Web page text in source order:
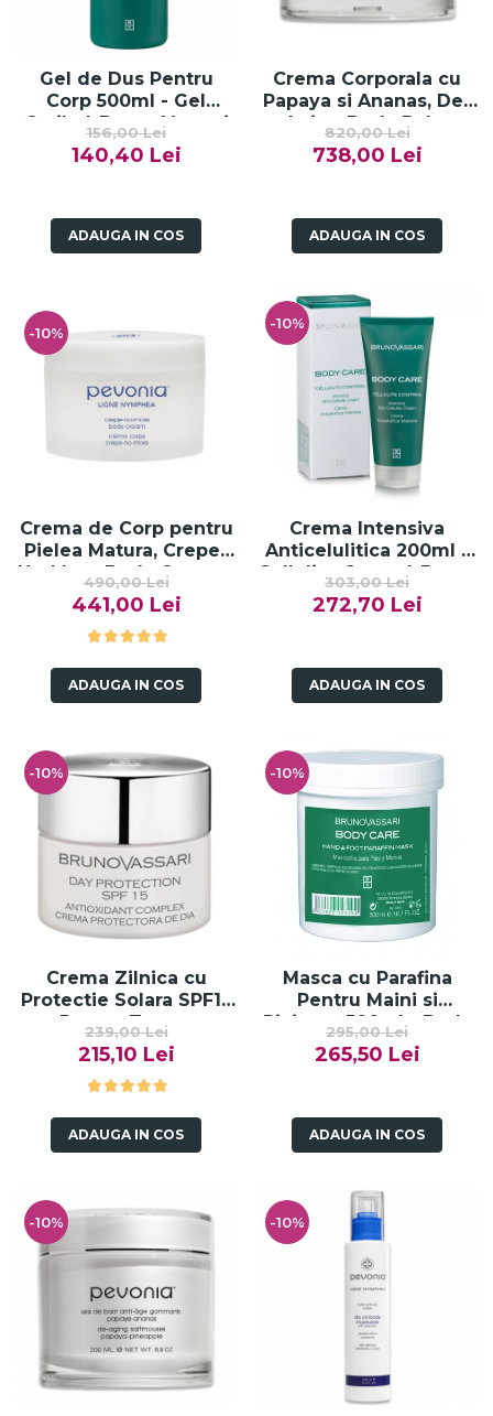
Pigmenti minerali
BUZE
Creion de buze
SPRANCENE
Creioane sprancene
ACCESORII
Palete Contouring
Aur Cosmetic
PALETE PROFESIONALE
Gel de Dus Pentru
Corp 500ml - Gel
Caribel-Bruno Vassari
156,00 Lei
140,40 Lei
ADAUGA IN COS
Crema Corporala cu
Papaya si Ananas, De-
Aging Body Balm
Papaya Pineapple -
150ml
820,00 Lei
738,00 Lei
ADAUGA IN COS
-10%
Crema de Corp pentru
Pielea Matura, Crepe-
No-More Body Cream -
200ml
490,00 Lei
441,00 Lei
ADAUGA IN COS
-10%
Crema Intensiva
Anticelulitica 200ml -
Cellulite Control-Bruno
Vassari
303,00 Lei
272,70 Lei
ADAUGA IN COS
-10%
Crema Zilnica cu
Protectie Solara SPF15
Pentru Ten cu
Probleme Pigmentare
50 ml - White Day
Protection Spf 15 -
239,00 Lei
215,10 Lei
ADAUGA IN COS
-10%
Masca cu Parafina
Pentru Maini si
Picioare 500ml - Body
Care Hand & Foot
Paraffin Mask - Bruno
295,00 Lei
265,50 Lei
ADAUGA IN COS
-10% -10%